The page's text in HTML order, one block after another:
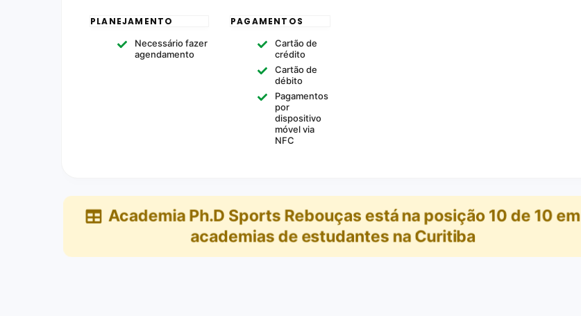
PLANEJAMENTO
Necessário fazer
agendamento
PAGAMENTOS
Cartão de
crédito
Cartão de
débito
Pagamentos
por
dispositivo
móvel via
NFC
Academia Ph.D Sports Rebouças está na posição 10 de 10 em
academias de estudantes na Curitiba